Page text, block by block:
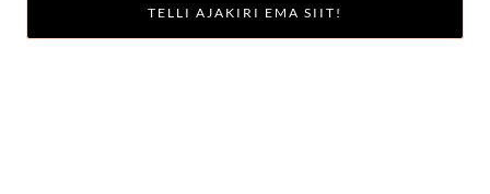
TELLI AJAKIRI EMA SIIT!